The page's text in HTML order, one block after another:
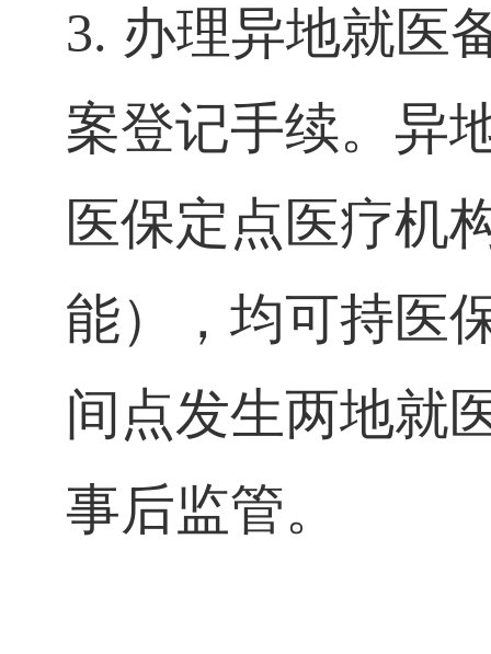
3. 办理异地就医
案登记手续。异
医保定点医疗机
能），均可持医
间点发生两地就
事后监管。